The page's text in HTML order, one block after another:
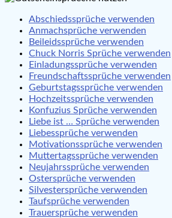
Abschiedssprüche verwenden
Anmachsprüche verwenden
Beileidssprüche verwenden
Chuck Norris Sprüche verwenden
Einladungssprüche verwenden
Freundschaftssprüche verwenden
Geburtstagssprüche verwenden
Hochzeitssprüche verwenden
Konfuzius Sprüche verwenden
Liebe ist … Sprüche verwenden
Liebessprüche verwenden
Motivationssprüche verwenden
Muttertagssprüche verwenden
Neujahrssprüche verwenden
Ostersprüche verwenden
Silvestersprüche verwenden
Taufsprüche verwenden
Trauersprüche verwenden